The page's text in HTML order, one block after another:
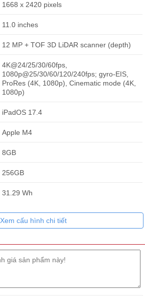
1668 x 2420 pixels
11.0 inches
12 MP + TOF 3D LiDAR scanner (depth)
4K@24/25/30/60fps,
1080p@25/30/60/120/240fps; gyro-EIS,
ProRes (4K, 1080p), Cinematic mode (4K,
1080p)
iPadOS 17.4
Apple M4
8GB
256GB
31.29 Wh
Xem cấu hình chi tiết